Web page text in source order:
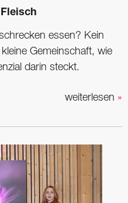
essen? Kein
Gemeinschaft, wie
darin steckt.
weiterlesen »